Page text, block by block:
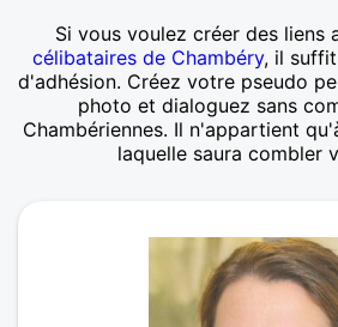
Si vous voulez créer des liens
célibataires de Chambéry, il
d'adhésion. Créez votre pseudo
photo et dialoguez sans
Chambériennes. Il n'appartient
laquelle saura combler